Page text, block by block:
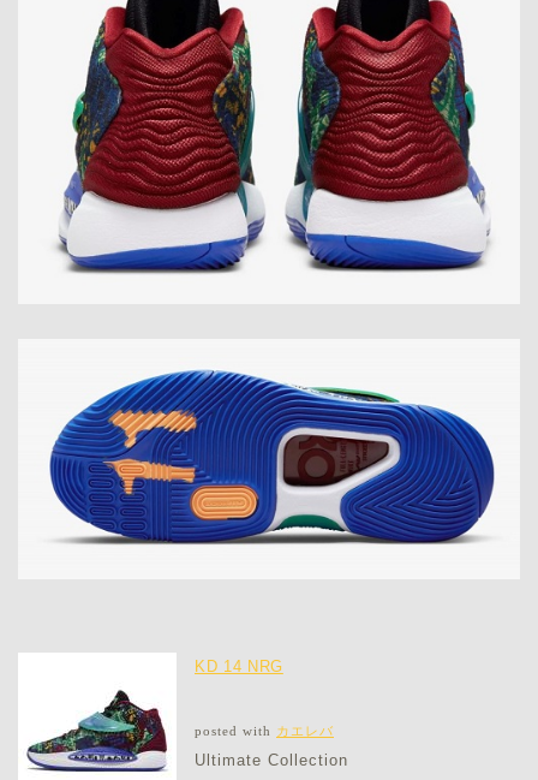
KD 14 NRG
posted with カエレバ
Ultimate Collection